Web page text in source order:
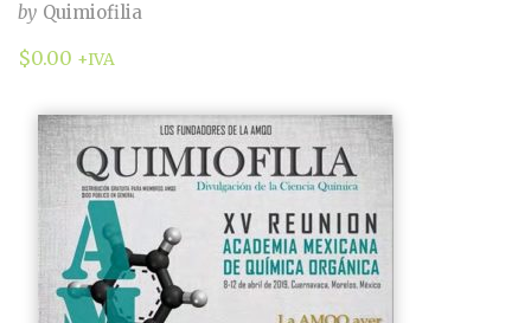
by Quimiofilia
$0.00 +IVA